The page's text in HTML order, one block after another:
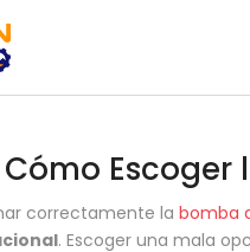
correctamente la bomba
. Escoger una mala